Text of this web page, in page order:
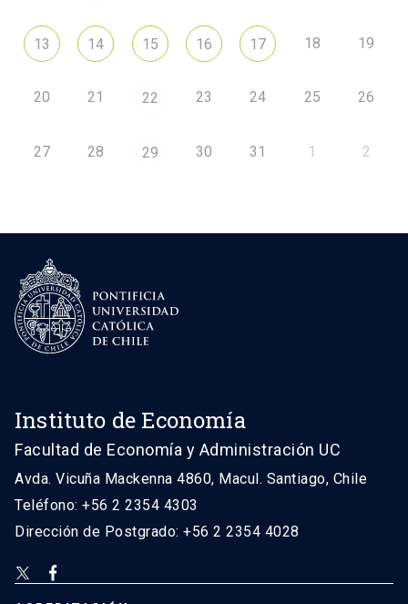
13 14 15 16 17 18 19
20 21 22 23 24 25 26
27 28 29 30 31 1 2
Instituto de Economía
Facultad de Economía y Administración UC
Avda. Vicuña Mackenna 4860, Macul. Santiago, Chile
Teléfono: +56 2 2354 4303
Dirección de Postgrado: +56 2 2354 4028